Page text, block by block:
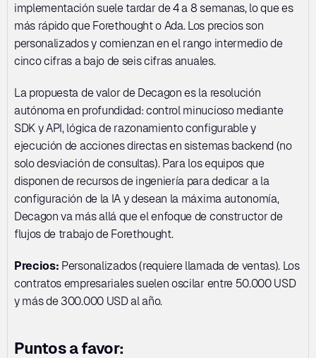
implementación suele tardar de 4 a 8 semanas, lo que es
más rápido que Forethought o Ada. Los precios son
personalizados y comienzan en el rango intermedio de
cinco cifras a bajo de seis cifras anuales.
La propuesta de valor de Decagon es la resolución
autónoma en profundidad: control minucioso mediante
SDK y API, lógica de razonamiento configurable y
ejecución de acciones directas en sistemas backend (no
solo desviación de consultas). Para los equipos que
disponen de recursos de ingeniería para dedicar a la
configuración de la IA y desean la máxima autonomía,
Decagon va más allá que el enfoque de constructor de
flujos de trabajo de Forethought.
Precios: Personalizados (requiere llamada de ventas). Los
contratos empresariales suelen oscilar entre 50.000 USD
y más de 300.000 USD al año.
Puntos a favor: